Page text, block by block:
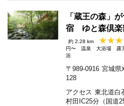
「蔵王の森」
宿 ゆと森倶楽
約 2.28 km
円〜
温泉 大浴場 露
浴
〒989-0916 宮城県
128
アクセス 東北道白
村田IC25分（国道